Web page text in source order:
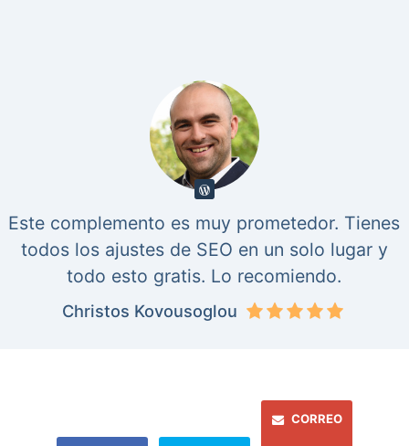
Este complemento es muy prometedor. Tienes
todos los ajustes de SEO en un solo lugar y
todo esto gratis. Lo recomiendo.
Christos Kovousoglou
CORREO